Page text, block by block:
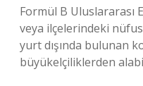
Formül B Uluslararası
veya ilçelerindeki
yurt dışında bulunan
büyükelçiliklerden